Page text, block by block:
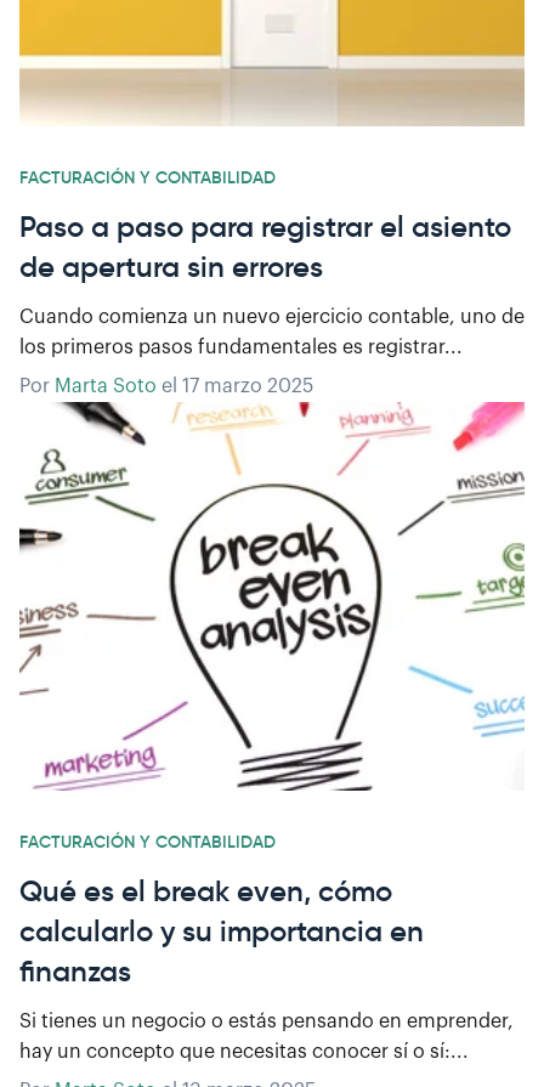
FACTURACIÓN Y CONTABILIDAD
Paso a paso para registrar el asiento
de apertura sin errores
Cuando comienza un nuevo ejercicio contable, uno de
los primeros pasos fundamentales es registrar...
Por Marta Soto el 17 marzo 2025
FACTURACIÓN Y CONTABILIDAD
Qué es el break even, cómo
calcularlo y su importancia en
finanzas
Si tienes un negocio o estás pensando en emprender,
hay un concepto que necesitas conocer sí o sí:...